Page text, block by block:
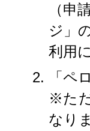
（申
ジ」
利用
「ペ
※た
なり